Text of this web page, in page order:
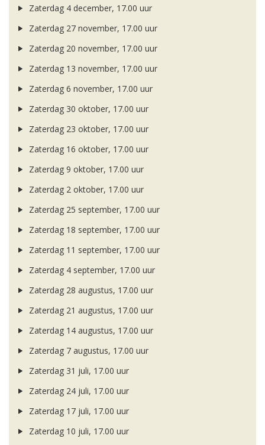
Zaterdag 4 december, 17.00 uur
Zaterdag 27 november, 17.00 uur
Zaterdag 20 november, 17.00 uur
Zaterdag 13 november, 17.00 uur
Zaterdag 6 november, 17.00 uur
Zaterdag 30 oktober, 17.00 uur
Zaterdag 23 oktober, 17.00 uur
Zaterdag 16 oktober, 17.00 uur
Zaterdag 9 oktober, 17.00 uur
Zaterdag 2 oktober, 17.00 uur
Zaterdag 25 september, 17.00 uur
Zaterdag 18 september, 17.00 uur
Zaterdag 11 september, 17.00 uur
Zaterdag 4 september, 17.00 uur
Zaterdag 28 augustus, 17.00 uur
Zaterdag 21 augustus, 17.00 uur
Zaterdag 14 augustus, 17.00 uur
Zaterdag 7 augustus, 17.00 uur
Zaterdag 31 juli, 17.00 uur
Zaterdag 24 juli, 17.00 uur
Zaterdag 17 juli, 17.00 uur
Zaterdag 10 juli, 17.00 uur